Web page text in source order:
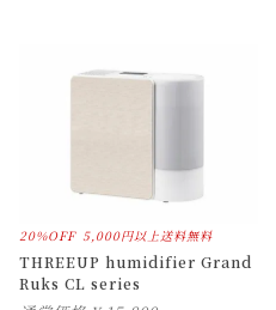
20%OFF 5,000円以上送料無料
THREEUP humidifier Grand
Ruks CL series